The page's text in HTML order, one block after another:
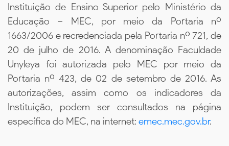
Instituição de Ensino Superior pelo Ministério da
Educação – MEC, por meio da Portaria nº
1663/2006 e recredenciada pela Portaria nº 721, de
20 de julho de 2016. A denominação Faculdade
Unyleya foi autorizada pelo MEC por meio da
Portaria nº 423, de 02 de setembro de 2016. As
autorizações, assim como os indicadores da
Instituição, podem ser consultados na página
específica do MEC, na internet: emec.mec.gov.br.